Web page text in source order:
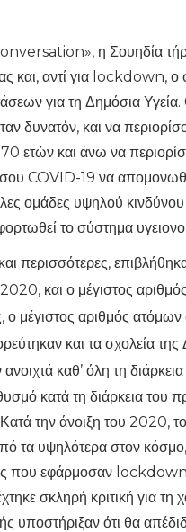
η Σουηδία
και, αντί για lockdown, ο
για τη Δημόσια Υγεία.
δυνατόν, και να
ετών και άνω να
COVID-19 να
ομάδες υψηλού
το σύστημα
περισσότερες,
και ο μέγιστος
ο μέγιστος αριθμός
και τα σχολεία της
καθ’ όλη τη
κατά τη διάρκεια του
την άνοιξη του 2020,
τα υψηλότερα στον
που εφάρμοσαν
σκληρή κριτική για τη
υποστήριξαν ότι θα